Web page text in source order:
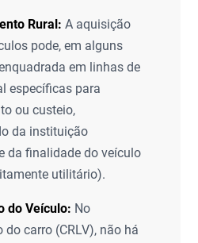
Rural: A aquisição
pode, em alguns
em linhas de
específicas para
ou custeio,
da instituição
da finalidade do veículo
utilitário).
do Veículo: No
do carro (CRLV), não há